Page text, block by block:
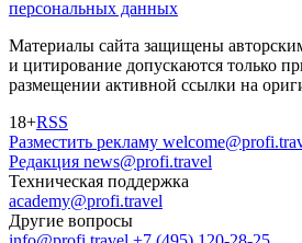
персональных данных
Материалы сайта защищены
и цитирование допускаются только
размещении активной ссылки на
18+RSS
Разместить рекламу
Редакция news@profi.travel
Техническая поддержка
academy@profi.travel
Другие вопросы